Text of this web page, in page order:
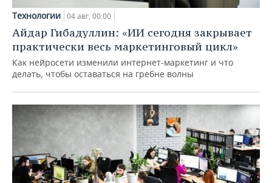
Технологии 04 авг, 00:00
Айдар Гибадуллин: «ИИ сегодня закрывает
практически весь маркетинговый цикл»
Как нейросети изменили интернет-маркетинг и что
делать, чтобы оставаться на гребне волны